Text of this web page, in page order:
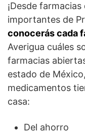
¡Desde
importantes de
conocerás cada
Averigua cuáles
farmacias
estado de
medicamentos
casa:
Del ahorro